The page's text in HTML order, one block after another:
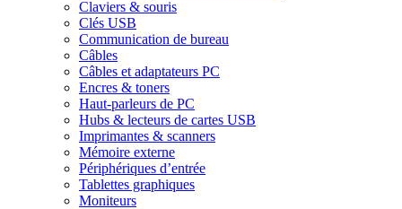
Claviers & souris
Clés USB
Communication de bureau
Câbles
Câbles et adaptateurs PC
Encres & toners
Haut-parleurs de PC
Hubs & lecteurs de cartes USB
Imprimantes & scanners
Mémoire externe
Périphériques d’entrée
Tablettes graphiques
Moniteurs